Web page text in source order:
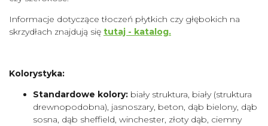
Informacje dotyczące tłoczeń płytkich czy głębokich na
skrzydłach znajdują się tutaj - katalog.
Kolorystyka:
Standardowe kolory: biały struktura, biały (struktura
drewnopodobna), jasnoszary, beton, dąb bielony, dąb
sosna, dąb sheffield, winchester, złoty dąb, ciemny